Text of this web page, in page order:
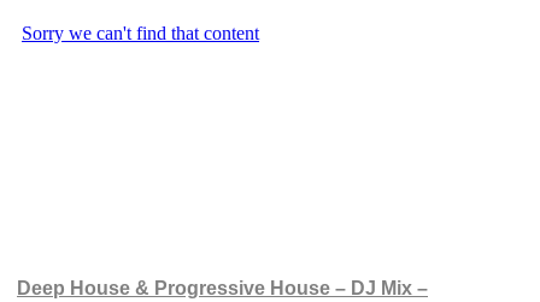
Deep House & Progressive House – DJ Mix –